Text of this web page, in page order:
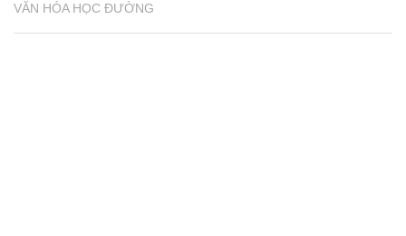
VĂN HÓA HỌC ĐƯỜNG